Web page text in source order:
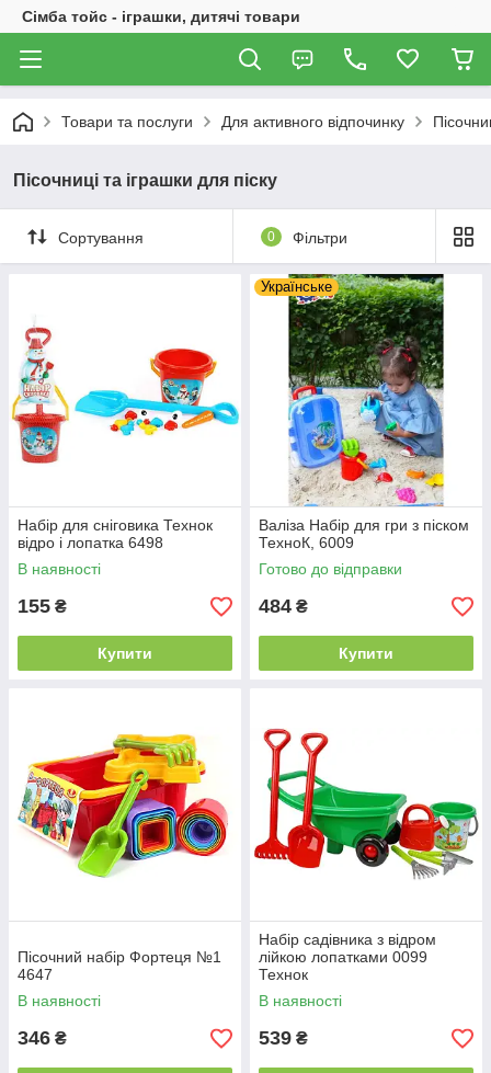
Сімба тойс - іграшки, дитячі товари
Товари та послуги Для активного відпочинку
Пісочниці та іграшки для піску
Сортування 0 Фільтри
Набір для сніговика Технок
відро і лопатка 6498
В наявності
155 ₴
Купити
Українське
Валіза Набір для гри з піском
ТехноК, 6009
Готово до відправки
484 ₴
Купити
Пісочний набір Фортеця №1
4647
В наявності
346 ₴
Набір садівника з відром
лійкою лопатками 0099
Технок
В наявності
539 ₴